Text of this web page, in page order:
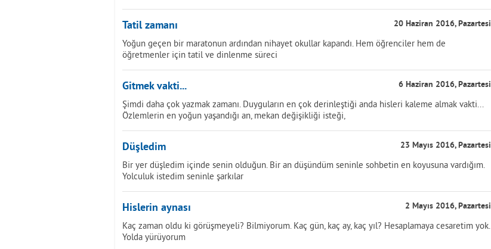
Tatil zamanı 20 Haziran 2016, Pazartesi
Yoğun geçen bir maratonun ardından nihayet okullar kapandı. Hem öğrenciler hem de
öğretmenler için tatil ve dinlenme süreci
Gitmek vakti... 6 Haziran 2016, Pazartesi
Şimdi daha çok yazmak zamanı. Duyguların en çok derinleştiği anda hisleri kaleme almak vakti...
Özlemlerin en yoğun yaşandığı an, mekan değişikliği isteği,
Düşledim 23 Mayıs 2016, Pazartesi
Bir yer düşledim içinde senin olduğun. Bir an düşündüm seninle sohbetin en koyusuna vardığım.
Yolculuk istedim seninle şarkılar
Hislerin aynası 2 Mayıs 2016, Pazartesi
Kaç zaman oldu ki görüşmeyeli? Bilmiyorum. Kaç gün, kaç ay, kaç yıl? Hesaplamaya cesaretim yok.
Yolda yürüyorum